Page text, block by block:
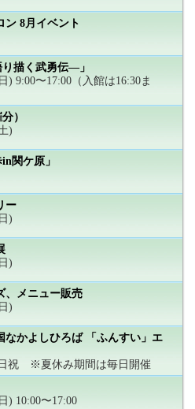
ン 8月イベント
描く武勇伝―」
) 9:00〜17:00（入館は16:30ま
）
)
関ケ原」
ー
)
)
、メニュー販売
)
かよしひろば 「ふんすい」エ
日祝 ※夏休み期間は毎日開催
) 10:00〜17:00